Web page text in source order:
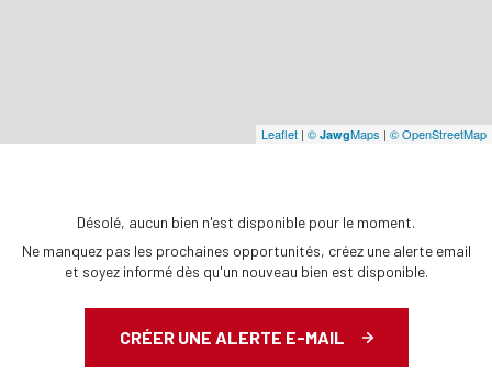
Leaflet | © JawgMaps | © OpenStreetMap
Désolé, aucun bien n'est disponible pour le moment.
Ne manquez pas les prochaines opportunités, créez une alerte email
et soyez informé dès qu'un nouveau bien est disponible.
CRÉER UNE ALERTE E-MAIL